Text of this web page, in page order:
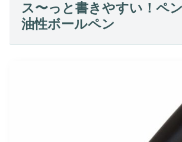
ス〜っと書きやすい！ペ
油性ボールペン